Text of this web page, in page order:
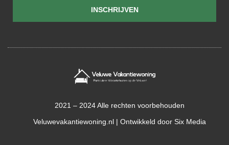
INSCHRIJVEN
2021 – 2024 Alle rechten voorbehouden
Veluwevakantiewoning.nl | Ontwikkeld door Six Media